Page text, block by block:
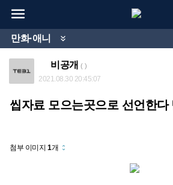

만화·애니 
비공개 ( )
2021.08.30 20:45:07
씹자료 모으는곳으로 선언한다
첨부 이미지1개 unfold_more